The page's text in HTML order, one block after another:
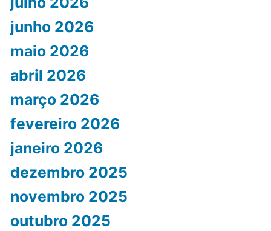
junho 2026
maio 2026
abril 2026
março 2026
fevereiro 2026
janeiro 2026
dezembro 2025
novembro 2025
outubro 2025